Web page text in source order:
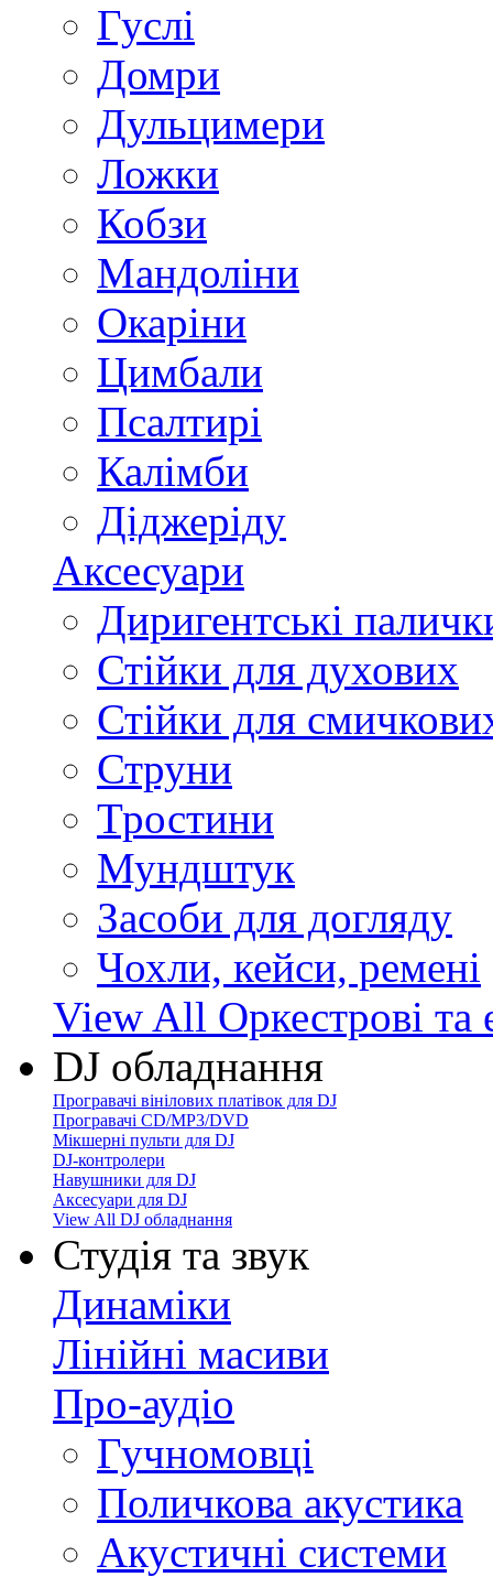
Гуслі
Домри
Дульцимери
Ложки
Кобзи
Мандоліни
Окаріни
Цимбали
Псалтирі
Калімби
Діджеріду
Аксесуари
Диригентські
Стійки для духових
Стійки для
Струни
Тростини
Мундштук
Засоби для догляду
Чохли, кейси, ремені
View All Оркестрові та
DJ обладнання
Програвачі вінілових платівок для DJ
Програвачі CD/MP3/DVD
Мікшерні пульти для DJ
DJ-контролери
Навушники для DJ
Аксесуари для DJ
View All DJ обладнання
Студія та звук
Динаміки
Лінійні масиви
Про-аудіо
Гучномовці
Поличкова акустика
Акустичні системи